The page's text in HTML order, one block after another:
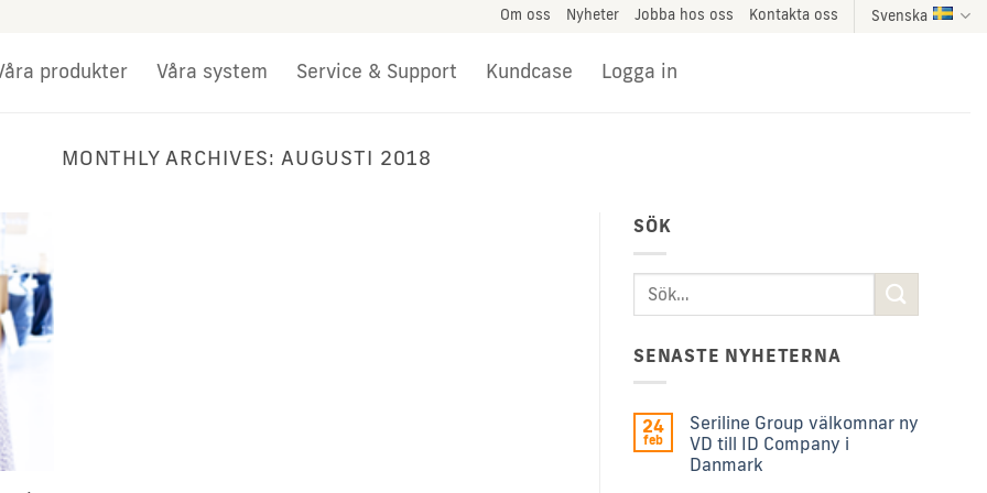
Om oss Nyheter Jobba hos oss Kontakta oss Svenska
produkter Våra system Service & Support Kundcase Logga in
MONTHLY ARCHIVES:AUGUSTI 2018
SÖK
SENASTE NYHETERNA
24
feb
Seriline Group välkomnar ny
VD till ID Company i
Danmark